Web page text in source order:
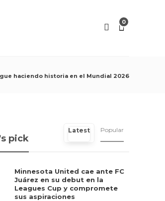
0
haciendo historia en el Mundial 2026
pick
Latest Popular
Minnesota United cae ante FC
Juárez en su debut en la
Leagues Cup y compromete
sus aspiraciones